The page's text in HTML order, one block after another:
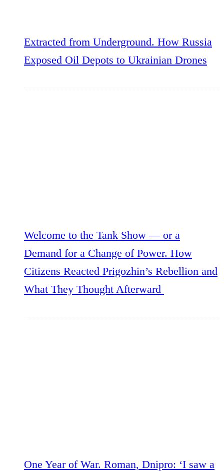
Extracted from Underground. How Russia
Exposed Oil Depots to Ukrainian Drones
Welcome to the Tank Show — or a
Demand for a Change of Power. How
Citizens Reacted Prigozhin’s Rebellion and
What They Thought Afterward
One Year of War. Roman, Dnipro: ‘I saw a